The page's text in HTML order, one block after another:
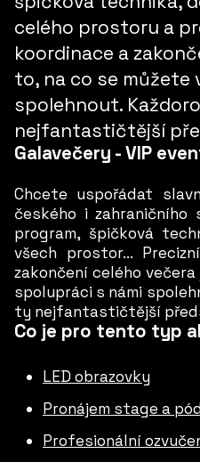
celého prostoru a
koordinace a
to, na co se můžete
spolehnout.
nejfantastičtější
Galavečery - VIP
Chcete uspořádat
českého i zahraničního
program, špičková
všech prostor...
zakončení celého
spolupráci s námi
ty nejfantastičtější
Co je pro tento typ
LED obrazovky
Pronájem stage a
Profesionální